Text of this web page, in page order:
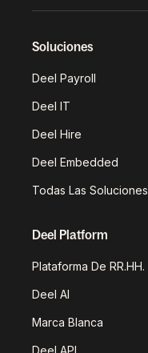
Soluciones
Deel Payroll
Deel IT
Deel Hire
Deel Embedded
Todas Las Soluciones
Deel Platform
Plataforma De RR.HH.
Deel AI
Marca Blanca